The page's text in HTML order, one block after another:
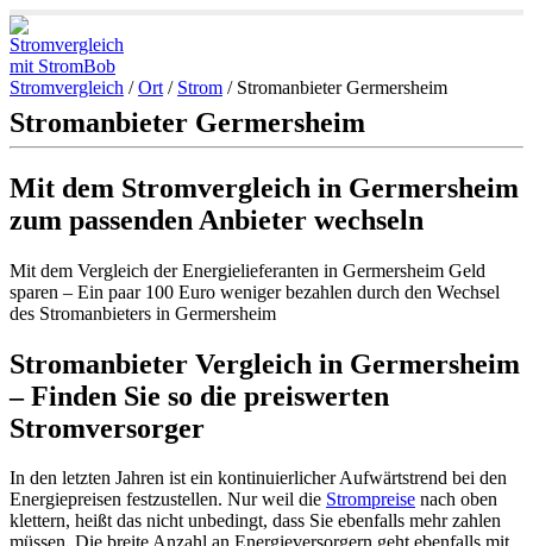
Stromvergleich /Ort / Strom / Stromanbieter Germersheim
Stromanbieter Germersheim
Mit dem Stromvergleich in Germersheim
zum passenden Anbieter wechseln
Mit dem Vergleich der Energielieferanten in Germersheim Geld
sparen – Ein paar 100 Euro weniger bezahlen durch den Wechsel
des Stromanbieters in Germersheim
Stromanbieter Vergleich in Germersheim
– Finden Sie so die preiswerten
Stromversorger
In den letzten Jahren ist ein kontinuierlicher Aufwärtstrend bei den
Energiepreisen festzustellen. Nur weil die Strompreise nach oben
klettern, heißt das nicht unbedingt, dass Sie ebenfalls mehr zahlen